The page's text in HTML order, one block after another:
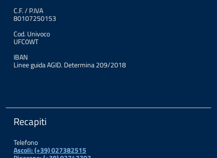
C.F. / P.IVA
80107250153
Cod. Univoco
UFC0WT
IBAN
Linee guida AGID. Determina 209/2018
Recapiti
Telefono
Ascoli: (+39) 027382515